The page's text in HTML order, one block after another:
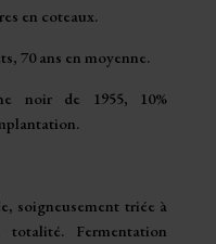
en coteaux.
70 ans en moyenne.
noir de 1955, 10%
soigneusement triée à
Fermentation